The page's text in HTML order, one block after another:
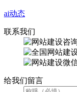
ai动态
联系我们
微
给我们留言